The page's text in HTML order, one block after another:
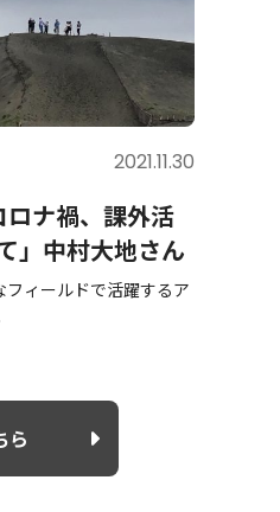
2021.11.30
ナ禍、課外活
」中村大地さん
ィールドで活躍するア
ら